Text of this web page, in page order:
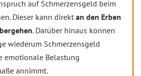
auf Schmerzensgeld beim
Dieser kann direkt an den Erben
. Darüber hinaus können
wiederum Schmerzensgeld
emotionale Belastung
annimmt.